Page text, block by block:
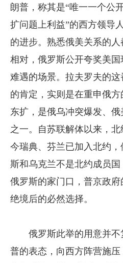
朗普，称其是“唯一一个公
扩问题上利益”的西方领导
的进步。熟悉俄美关系的
相对，俄罗斯公开夸奖美
难遇的场景。拉夫罗夫的
的肯定，实则是在重申俄
东扩，是俄乌冲突爆发、
之一。自苏联解体以来，
今瑞典、芬兰已加入北约
斯和乌克兰不是北约成员
俄罗斯的家门口，普京政府
绝境后的必然选择。
俄罗斯此举的用意并
普的表态，向西方阵营施